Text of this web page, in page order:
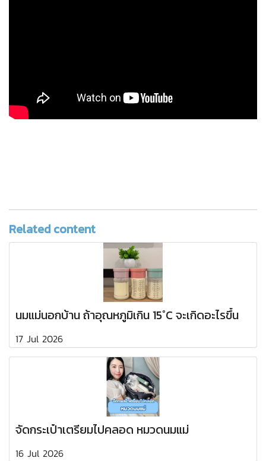
Related content
นมแม่นอกบ้าน ถ้าอุณหภูมิเกิน 15°C จะเกิดอะไรขึ้น
17 Jul 2026
จัดกระเป๋าเตรียมไปคลอด หมวดนมแม่
16 Jul 2026